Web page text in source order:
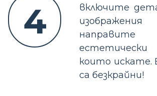
4
включите
направите
които
са безкрайни!